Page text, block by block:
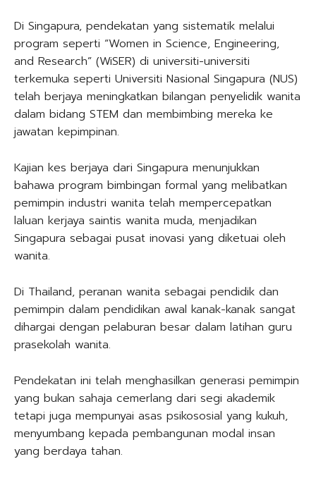
Di Singapura, pendekatan yang sistematik melalui
program seperti “Women in Science, Engineering,
and Research” (WiSER) di universiti-universiti
terkemuka seperti Universiti Nasional Singapura (NUS)
telah berjaya meningkatkan bilangan penyelidik wanita
dalam bidang STEM dan membimbing mereka ke
jawatan kepimpinan.
Kajian kes berjaya dari Singapura menunjukkan
bahawa program bimbingan formal yang melibatkan
pemimpin industri wanita telah mempercepatkan
laluan kerjaya saintis wanita muda, menjadikan
Singapura sebagai pusat inovasi yang diketuai oleh
wanita.
Di Thailand, peranan wanita sebagai pendidik dan
pemimpin dalam pendidikan awal kanak-kanak sangat
dihargai dengan pelaburan besar dalam latihan guru
prasekolah wanita.
Pendekatan ini telah menghasilkan generasi pemimpin
yang bukan sahaja cemerlang dari segi akademik
tetapi juga mempunyai asas psikososial yang kukuh,
menyumbang kepada pembangunan modal insan
yang berdaya tahan.